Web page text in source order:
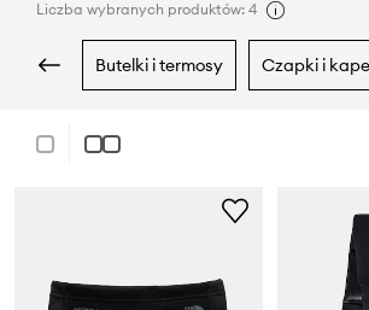
Liczba wybranych produktów: 4
butelki i termosy czapki i